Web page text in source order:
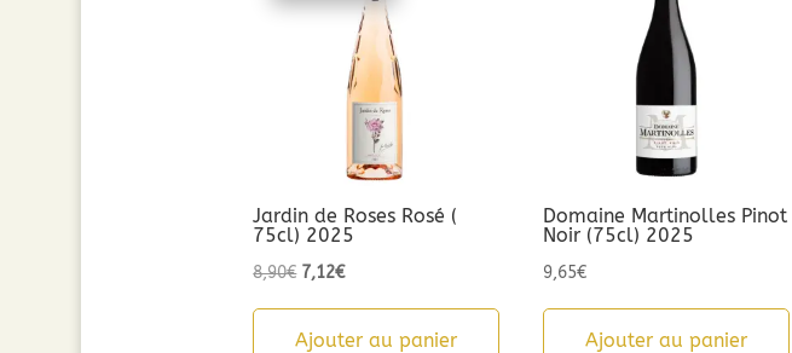
Jardin de Roses Rosé (
75cl) 2025
8,90€ Le
initial
7,12€Le
actuel
Ajouter au panier
Domaine Martinolles Pinot
Noir (75cl) 2025
9,65€
Ajouter au panier